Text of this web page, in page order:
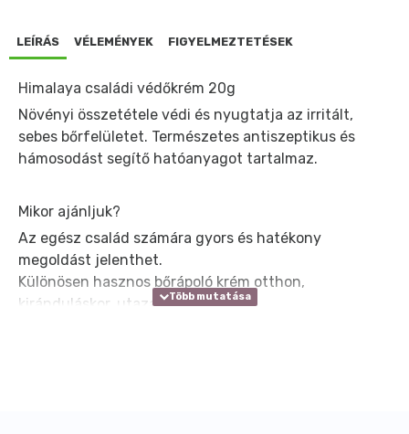
LEÍRÁS VÉLEMÉNYEK FIGYELMEZTETÉSEK
Himalaya családi védőkrém 20g
Növényi összetétele védi és nyugtatja az irritált,
sebes bőrfelületet. Természetes antiszeptikus és
hámosodást segítő hatóanyagot tartalmaz.
Mikor ajánljuk?
Az egész család számára gyors és hatékony
megoldást jelenthet.
Különösen hasznos bőrápoló krém otthon,
kiránduláskor, utazáskor.